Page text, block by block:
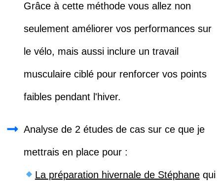
Grâce à cette méthode vous allez non
seulement améliorer vos performances sur
le vélo, mais aussi inclure un travail
musculaire ciblé pour renforcer vos points
faibles pendant l'hiver.
Analyse de 2 études de cas sur ce que je
mettrais en place pour :
La préparation hivernale de Stéphanequi